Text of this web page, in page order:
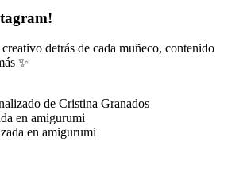
detrás de cada muñeco, contenido
✨